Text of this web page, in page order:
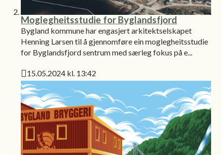
Moglegheitsstudie for Byglandsfjord
Bygland kommune har engasjert arkitektselskapet
Henning Larsen til å gjennomføre ein moglegheitsstudie
for Byglandsfjord sentrum med særleg fokus på e...
Publisert
15.05.2024 kl. 13:42